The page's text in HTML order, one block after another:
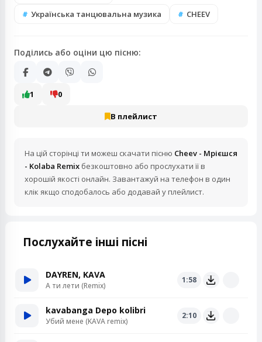
Українська танцювальна музика
CHEEV
Поділись або оціни цю пісню:
1 0
В плейлист
На цій сторінці ти можеш скачати пісню Cheev - Мрієшся
- Kolaba Remix безкоштовно або прослухати її в
хорошій якості онлайн. Завантажуй на телефон в один
клік якщо сподобалось або додавай у плейлист.
Послухайте інші пісні
DAYREN, KAVA
А ти лети (Remix)
1:58
kavabanga Depo kolibri
Убий мене (KAVA remix)
2:10